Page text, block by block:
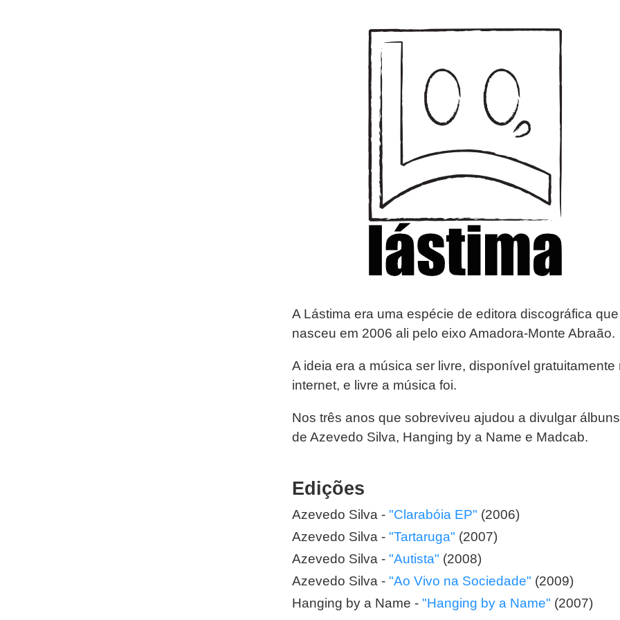
A Lástima era uma espécie de editora discográfica que
nasceu em 2006 ali pelo eixo Amadora-Monte Abraão.
A ideia era a música ser livre, disponível gratuitamente
internet, e livre a música foi.
Nos três anos que sobreviveu ajudou a divulgar álbuns
de Azevedo Silva, Hanging by a Name e Madcab.
Edições
Azevedo Silva - "Clarabóia EP" (2006)
Azevedo Silva - "Tartaruga" (2007)
Azevedo Silva - "Autista" (2008)
Azevedo Silva - "Ao Vivo na Sociedade" (2009)
Hanging by a Name - "Hanging by a Name" (2007)